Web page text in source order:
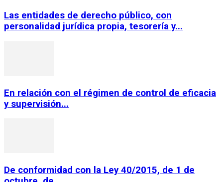
Las entidades de derecho público, con
personalidad jurídica propia, tesorería y...
En relación con el régimen de control de eficacia
y supervisión...
De conformidad con la Ley 40/2015, de 1 de